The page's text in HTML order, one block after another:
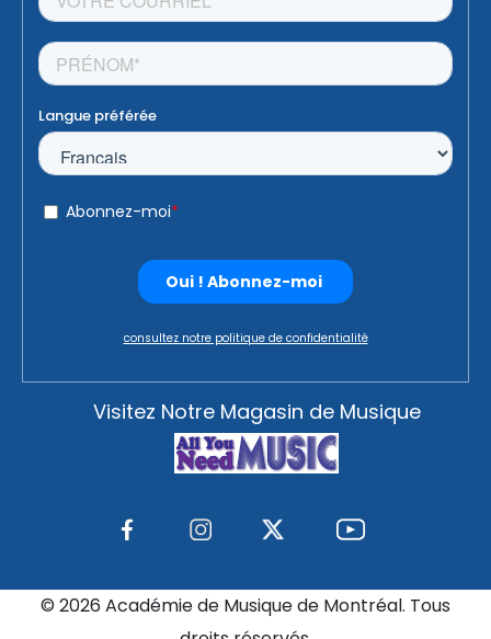
consultez notre politique de confidentialité
Visitez Notre Magasin de Musique
© 2026 Académie de Musique de Montréal. Tous